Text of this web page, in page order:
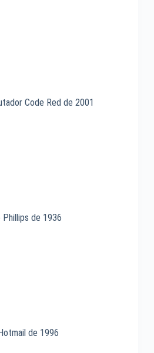
Code Red de 2001
Phillips de 1936
de 1996